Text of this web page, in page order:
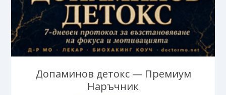
Допаминов детокс — Премиум
Наръчник